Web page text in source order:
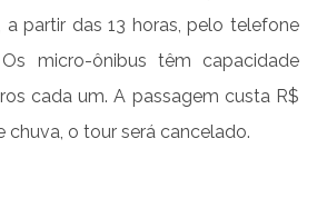
partir das 13 horas, pelo telefone
micro-ônibus têm capacidade
cada um. A passagem custa R$
chuva, o tour será cancelado.